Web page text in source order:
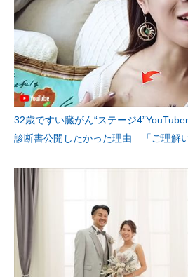
IT製品の技術・比較・事例
製造業のIT導入・活用を支援
モノづくり技術者専門サイト
エレクトロニクス専門サイト
電子設計の基本と応用
建設×テクノロジーの最前線
ちょっと気になるネットの話題
32歳ですい臓がん“ステージ
診断書公開したかった理由 「ご理解